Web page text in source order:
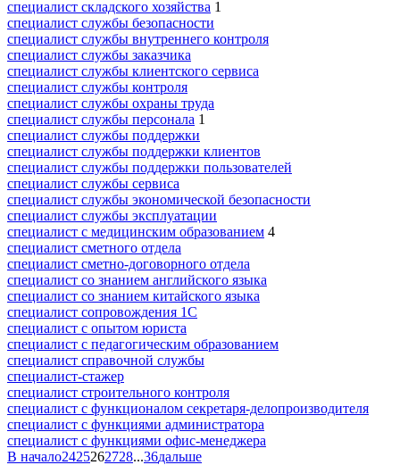
специалист складского хозяйства 1
специалист службы безопасности
специалист службы внутреннего контроля
специалист службы заказчика
специалист службы клиентского сервиса
специалист службы контроля
специалист службы охраны труда
специалист службы персонала 1
специалист службы поддержки
специалист службы поддержки клиентов
специалист службы поддержки пользователей
специалист службы сервиса
специалист службы экономической безопасности
специалист службы эксплуатации
специалист с медицинским образованием 4
специалист сметного отдела
специалист сметно-договорного отдела
специалист со знанием английского языка
специалист со знанием китайского языка
специалист сопровождения 1С
специалист с опытом юриста
специалист с педагогическим образованием
специалист справочной службы
специалист-стажер
специалист строительного контроля
специалист с функционалом секретаря-делопроизводителя
специалист с функциями администратора
специалист с функциями офис-менеджера
В начало2425262728...36дальше